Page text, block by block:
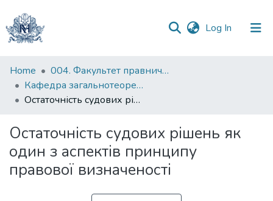
Log In (current)
Communities
&
Collections
Statistics
Home
004. Факультет правничих наук
Кафедра загальнотеоретичного правознавства та публічного права
Остаточність судових рішень як один з аспектів принципу правової визначеності
Остаточність судових рішень як
один з аспектів принципу
правової визначеності